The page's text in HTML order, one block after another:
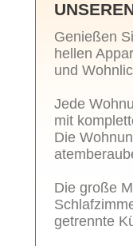
NSEREN
Genießen
hellen
und
Jede
mit
Die
Die große
getrennte